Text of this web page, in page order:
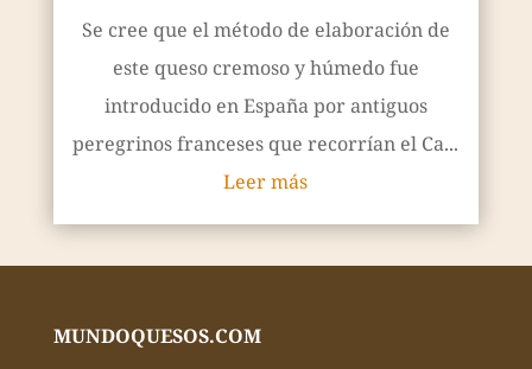
Se cree que el método de elaboración de
este queso cremoso y húmedo fue
introducido en España por antiguos
peregrinos franceses que recorrían el Ca...
Leer más
MUNDOQUESOS.COM